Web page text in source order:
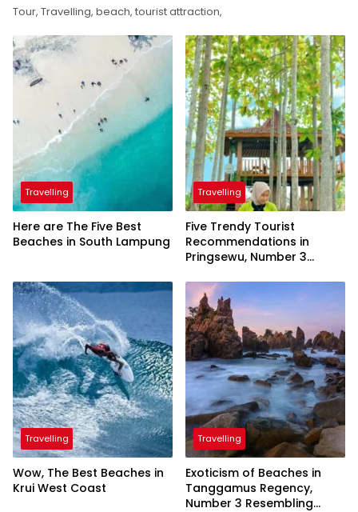
Tour, Travelling, beach, tourist attraction,
Travelling
Here are The Five Best
Beaches in South Lampung
Travelling
Five Trendy Tourist
Recommendations in
Pringsewu, Number 3
President
Travelling
Wow, The Best Beaches in
Krui West Coast
Travelling
Exoticism of Beaches in
Tanggamus Regency,
Number 3 Resembling